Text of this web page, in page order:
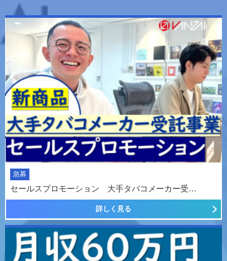
急募
セールスプロモーション 大手タバコメーカー受…
詳しく見る